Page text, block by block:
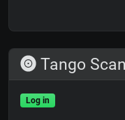
Tango Scan
Log in